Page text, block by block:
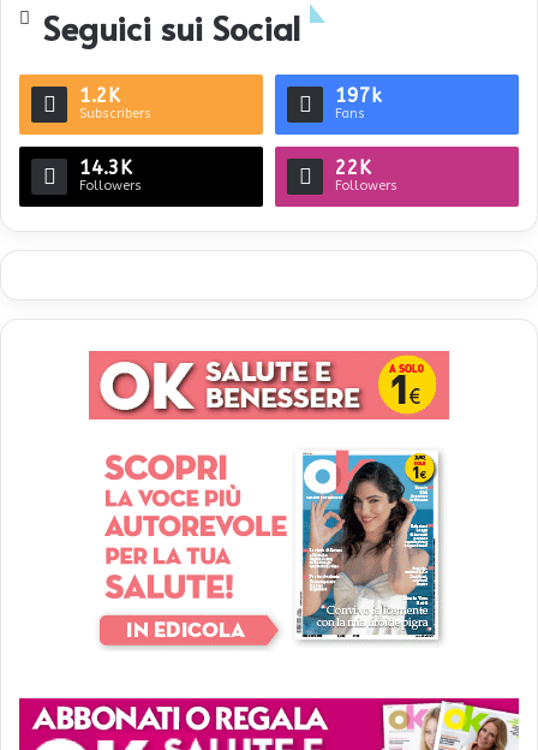
Seguici sui Social
1.2K
Subscribers
197k
Fans
14.3K
Followers
22K
Followers